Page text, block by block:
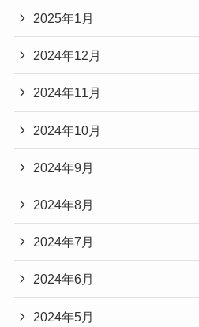
2025年1月
2024年12月
2024年11月
2024年10月
2024年9月
2024年8月
2024年7月
2024年6月
2024年5月